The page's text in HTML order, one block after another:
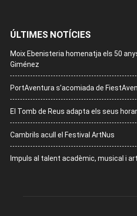
ÚLTIMES NOTÍCIES
Moix Ebenisteria homenatja els 50
Giménez
PortAventura s’acomiada de
El Tomb de Reus adapta els seus
Cambrils acull el Festival ArtNus
Impuls al talent acadèmic, musical i